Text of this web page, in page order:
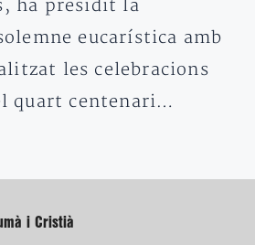
ha presidit la
eucarística amb
les celebracions
quart centenari…
i Cristià